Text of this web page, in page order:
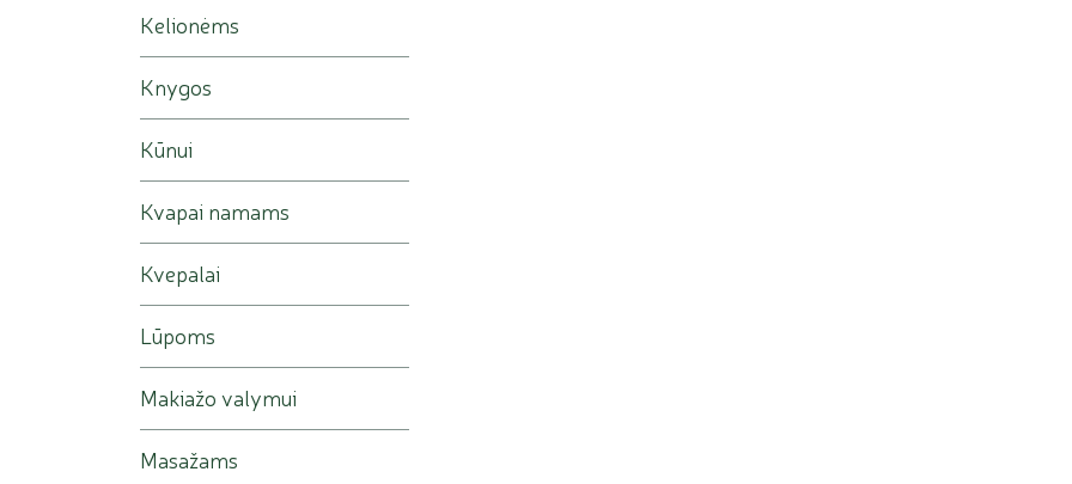
Kelionėms
Knygos
Kūnui
Kvapai namams
Kvepalai
Lūpoms
Makiažo valymui
Masažams